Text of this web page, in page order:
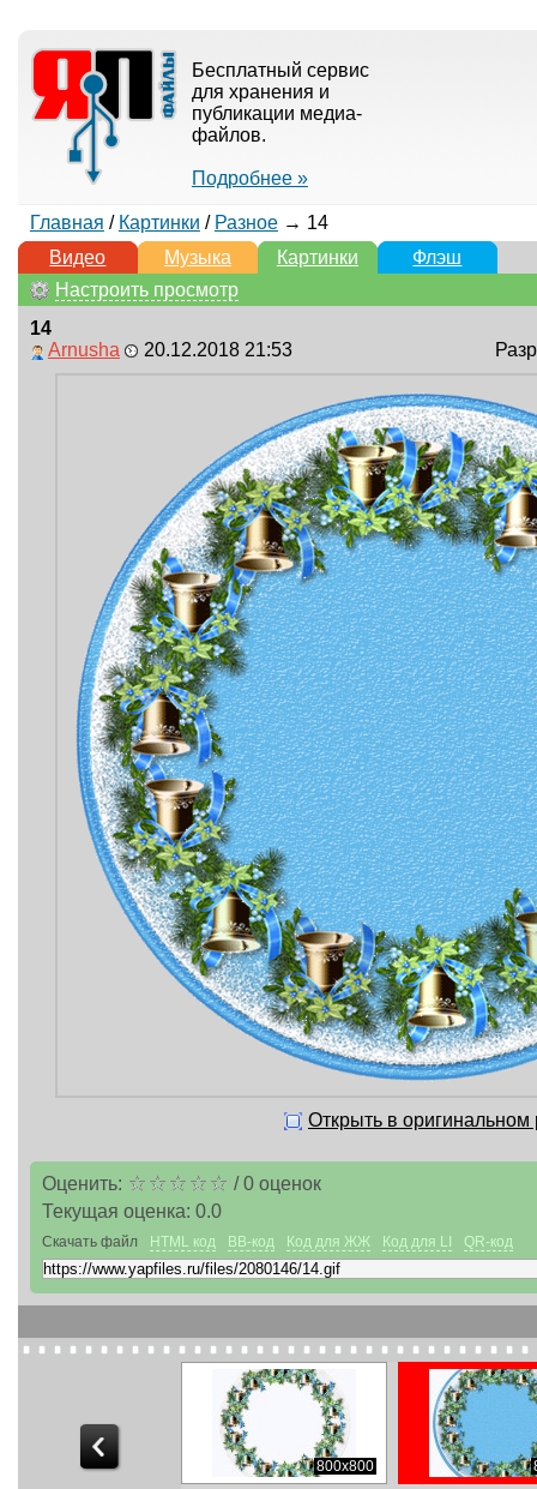
Бесплатный сервис
для хранения и
публикации медиа-
файлов.
Подробнее »
Главная / Картинки / Разное→ 14
Видео
Музыка Картинки
Флэш
Настроить просмотр
14
Arnusha
20.12.2018 21:53
Открыть в оригинальном
Оценить: /0оценок
Текущая оценка: 0.0
Скачать файл HTML код BB-код Код для ЖЖ Код для LI QR-код
650x633 800x800